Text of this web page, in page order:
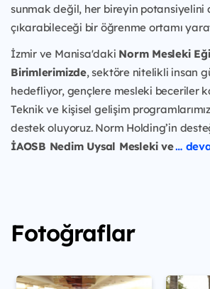
sunmak değil, her bireyin potansiyelini
çıkarabileceği bir öğrenme ortamı
İzmir ve Manisa'daki Norm Mesleki
Birimlerimizde, sektöre nitelikli insan
hedefliyor, gençlere mesleki beceriler
Teknik ve kişisel gelişim
destek oluyoruz. Norm Holding’in
İAOSB Nedim Uysal Mesleki ve…
Fotoğraflar